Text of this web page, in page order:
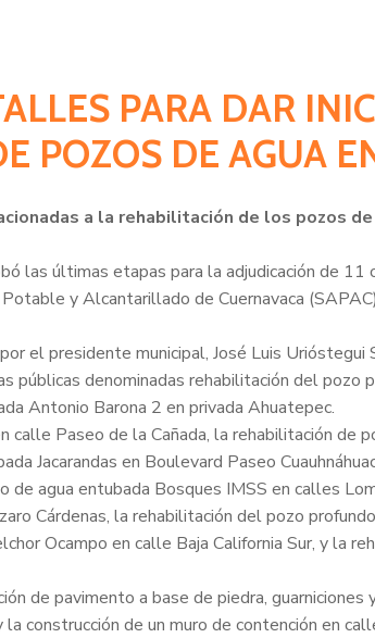
PARA DAR
POZOS DE AGUA
a la rehabilitación de los pozos
las últimas etapas para la adjudicación de
y Alcantarillado de Cuernavaca
el presidente municipal, José Luis
públicas denominadas rehabilitación del pozo
Antonio Barona 2 en privada Ahuatepec.
Paseo de la Cañada, la rehabilitación de
Jacarandas en Boulevard Paseo
agua entubada Bosques IMSS en calles
Cárdenas, la rehabilitación del pozo
Ocampo en calle Baja California Sur, y la
de pavimento a base de piedra,
construcción de un muro de contención en